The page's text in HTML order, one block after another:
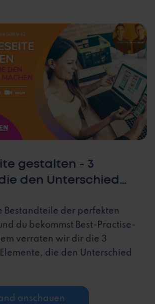
gestalten - 3
den Unterschied
Bestandteile der perfekten
du bekommst Best-Practise-
verraten wir dir die 3
die den Unterschied
anschauen